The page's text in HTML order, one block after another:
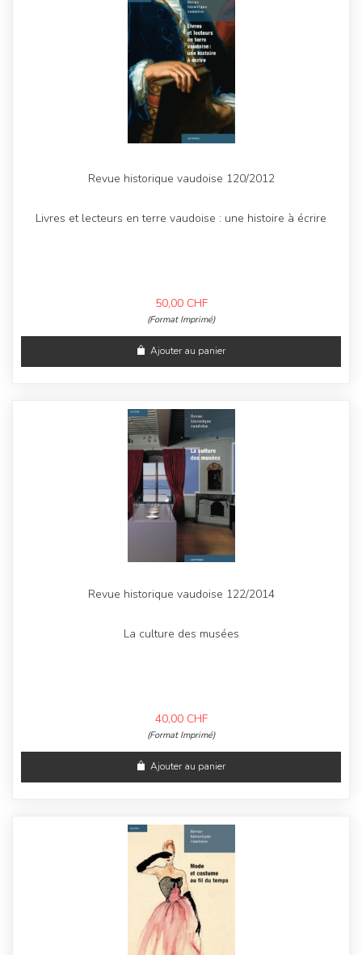
Revue historique vaudoise 120/2012
Livres et lecteurs en terre vaudoise : une histoire à écrire
50,00 CHF
(Format Imprimé)
Ajouter au panier
Revue historique vaudoise 122/2014
La culture des musées
40,00 CHF
(Format Imprimé)
Ajouter au panier